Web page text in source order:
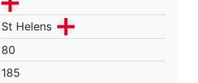
St Helens
80
185